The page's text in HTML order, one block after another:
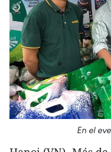
En el